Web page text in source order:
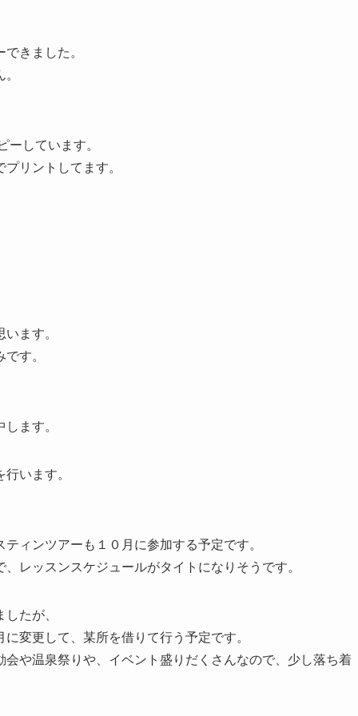
きました。
ーしています。
リントしてます。
ます。
す。
ます。
います。
ィンツアーも１０月に参加する予定です。
レッスンスケジュールがタイトになりそうです。
たが、
変更して、某所を借りて行う予定です。
や温泉祭りや、イベント盛りだくさんなので、少し落ち着